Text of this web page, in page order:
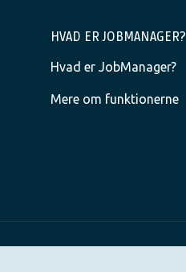
HVAD ER JOBMANAGER?
Hvad er JobManager?
Mere om funktionerne